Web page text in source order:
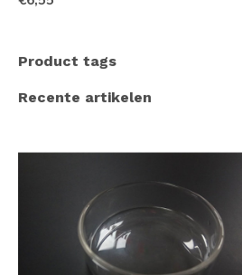
Product tags
Recente artikelen